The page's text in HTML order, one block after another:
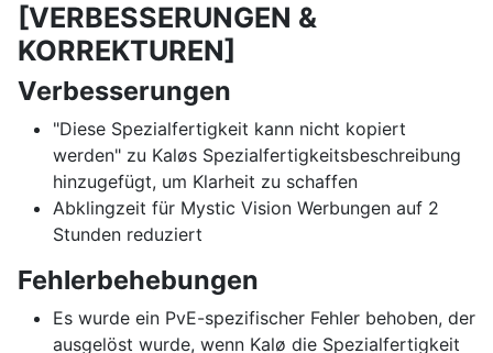
[VERBESSERUNGEN &
KORREKTUREN]
Verbesserungen
"Diese Spezialfertigkeit kann nicht kopiert
werden" zu Kaløs Spezialfertigkeitsbeschreibung
hinzugefügt, um Klarheit zu schaffen
Abklingzeit für Mystic Vision Werbungen auf 2
Stunden reduziert
Fehlerbehebungen
Es wurde ein PvE-spezifischer Fehler behoben, der
ausgelöst wurde, wenn Kalø die Spezialfertigkeit